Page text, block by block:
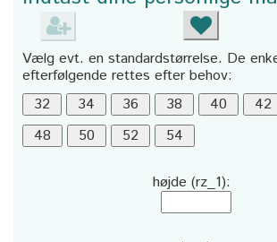
Vælg evt. en standardstørrelse. De
efterfølgende rettes efter behov:
højde (rz_1):